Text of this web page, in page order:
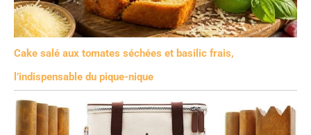
Cake salé aux tomates séchées et basilic frais,
l’indispensable du pique-nique